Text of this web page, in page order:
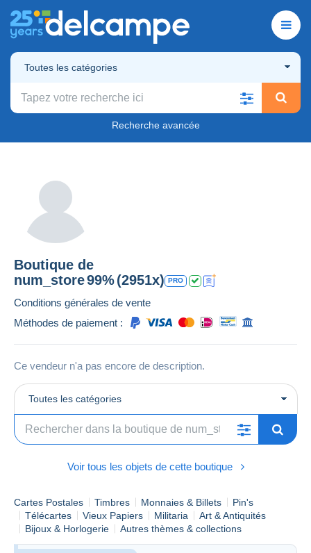
Toutes les catégories
Recherche avancée
Boutique de
num_store99%(2951x) PRO
Conditions générales de vente
Méthodes de paiement :
Ce vendeur n'a pas encore de description.
Toutes les catégories
Voir tous les objets de cette boutique
Cartes Postales Timbres Monnaies & Billets
Pin's
Télécartes
Vieux Papiers Militaria
Art & Antiquités
Bijoux & Horlogerie
Autres thèmes & collections